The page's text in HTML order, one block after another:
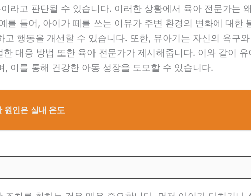
라고 판단될 수 있습니다. 이러한 상황에서 육아 전문가는
를 들어, 아이가 떼를 쓰는 이유가 주변 환경의 변화에 대한
행동을 개선할 수 있습니다. 또한, 유아기는 자신의 욕구
대응 방법 또한 육아 전문가가 제시해줍니다. 이와 같이
이를 통해 건강한 아동 성장을 도모할 수 있습니다.
원인은 실내 온도